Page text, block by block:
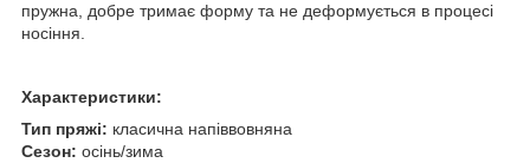
пружна, добре тримає форму та не деформується в процесі
носіння.
Характеристики:
Тип пряжі: класична напіввовняна
Сезон: осінь/зима